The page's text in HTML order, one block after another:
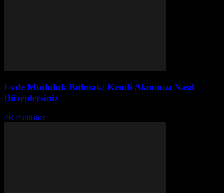
Evde Mutluluk Bulmak: Kendi Alanınızı Nasıl
Düzenlersiniz
PR Publisher-